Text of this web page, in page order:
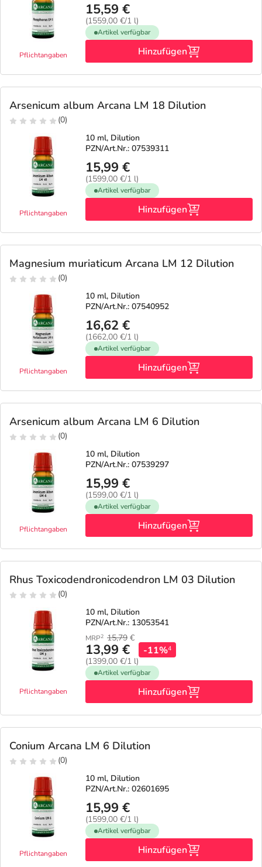
Pflichtangaben
15,59 €
(1559,00 €/1 l)
Artikel verfügbar
Hinzufügen
Arsenicum album Arcana LM 18 Dilution
(0)
Pflichtangaben
10 ml, Dilution
PZN/Art.Nr.: 07539311
15,99 €
(1599,00 €/1 l)
Artikel verfügbar
Hinzufügen
Magnesium muriaticum Arcana LM 12 Dilution
(0)
Pflichtangaben
10 ml, Dilution
PZN/Art.Nr.: 07540952
16,62 €
(1662,00 €/1 l)
Artikel verfügbar
Hinzufügen
Arsenicum album Arcana LM 6 Dilution
(0)
Pflichtangaben
10 ml, Dilution
PZN/Art.Nr.: 07539297
15,99 €
(1599,00 €/1 l)
Artikel verfügbar
Hinzufügen
Rhus Toxicodendronicodendron LM 03 Dilution
(0)
Pflichtangaben
10 ml, Dilution
PZN/Art.Nr.: 13053541
MRP2 15,79 €
13,99 €
(1399,00 €/1 l)
-11%4
Artikel verfügbar
Hinzufügen
Conium Arcana LM 6 Dilution
(0)
Pflichtangaben
10 ml, Dilution
PZN/Art.Nr.: 02601695
15,99 €
(1599,00 €/1 l)
Artikel verfügbar
Hinzufügen